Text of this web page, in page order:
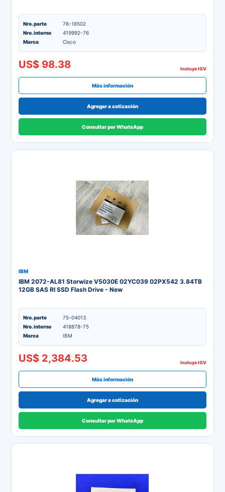
Nro. parte
76-16502
Nro. interno
419992-76
Marca
Cisco
US$ 98.38 Incluye IGV
Más información
Agregar a cotización
Consultar por WhatsApp
IBM
IBM 2072-AL81 Storwize V5030E 02YC039 02PX542 3.84TB
12GB SAS RI SSD Flash Drive - New
Nro. parte
75-04013
Nro. interno
418878-75
Marca
IBM
US$ 2,384.53 Incluye IGV
Más información
Agregar a cotización
Consultar por WhatsApp